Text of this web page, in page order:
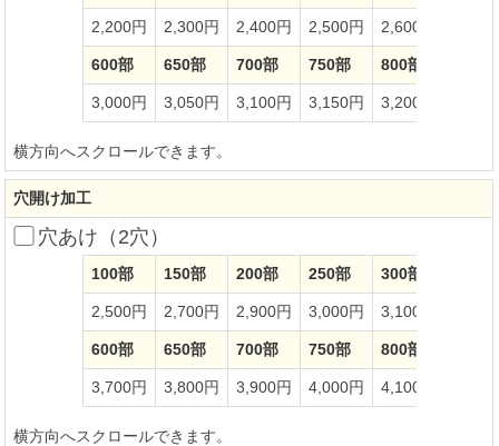
2,200円 2,300円 2,400円 2,500円 2,600円
600部 650部 700部 750部 800部
3,000円 3,050円 3,100円 3,150円 3,200円
横方向へスクロールできます。
穴開け加工
穴あけ（2穴）
100部 150部 200部 250部 300部
2,500円 2,700円 2,900円 3,000円 3,100円
600部 650部 700部 750部 800部
3,700円 3,800円 3,900円 4,000円 4,100円
横方向へスクロールできます。